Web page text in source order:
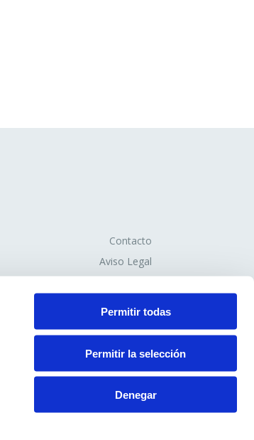
Permitir todas
Permitir la selección
Denegar
Contacto
Aviso Legal